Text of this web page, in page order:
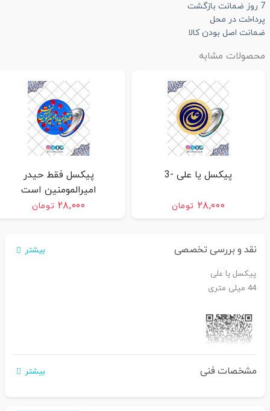
7 روز ضمانت بازگشت
پرداخت در محل
ضمانت اصل بودن کالا
محصولات مشابه
پیکسل یا علی -3
۲۸,۰۰۰ تومان
پیکسل فقط حیدر
امیرالمومنین است
۲۸,۰۰۰ تومان
نقد و بررسی تخصصی بیشتر
پیکسل یا علی
44 میلی متری
اگر برای خرید تمایل به عضویت در سایت ندارید،
مشخصات فنی بیشتر